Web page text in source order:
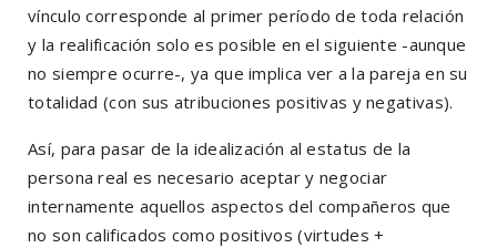
vínculo corresponde al primer período de toda relación
y la realificación solo es posible en el siguiente -aunque
no siempre ocurre-, ya que implica ver a la pareja en su
totalidad (con sus atribuciones positivas y negativas).
Así, para pasar de la idealización al estatus de la
persona real es necesario aceptar y negociar
internamente aquellos aspectos del compañeros que
no son calificados como positivos (virtudes +